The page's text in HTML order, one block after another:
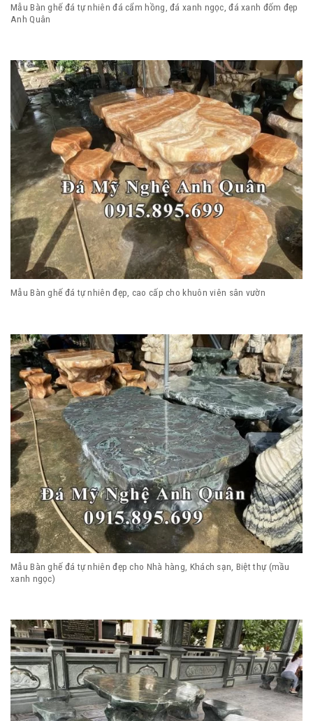
Mẫu Bàn ghế đá tự nhiên đá cẩm hồng, đá xanh ngọc, đá xanh đốm đẹp
Anh Quân
Mẫu Bàn ghế đá tự nhiên đẹp, cao cấp cho khuôn viên sân vườn
Mẫu Bàn ghế đá tự nhiên đẹp cho Nhà hàng, Khách sạn, Biệt thự (mầu
xanh ngọc)